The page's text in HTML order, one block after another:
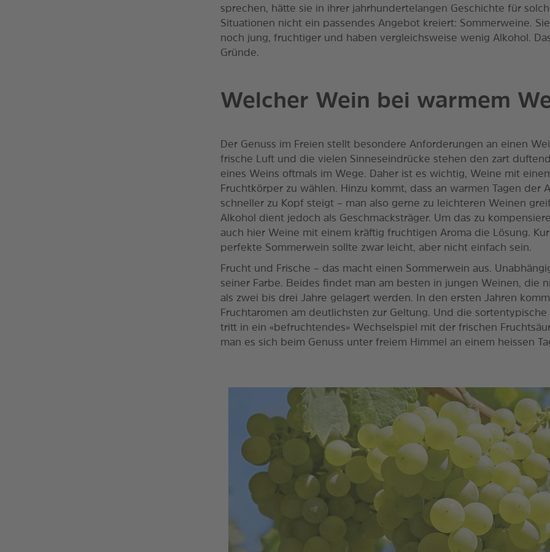
sprechen, hätte sie in ihrer jahrhundertelangen Geschichte für
Situationen nicht ein passendes Angebot kreiert: Sommerweine.
noch jung, fruchtiger und haben vergleichsweise wenig Alkohol.
Gründe.
Welcher Wein bei warmem
Der Genuss im Freien stellt besondere Anforderungen an einen
frische Luft und die vielen Sinneseindrücke stehen den zart
eines Weins oftmals im Wege. Daher ist es wichtig, Weine mit
Fruchtkörper zu wählen. Hinzu kommt, dass an warmen Tagen der
schneller zu Kopf steigt – man also gerne zu leichteren Weinen
Alkohol dient jedoch als Geschmacksträger. Um das zu
auch hier Weine mit einem kräftig fruchtigen Aroma die Lösung.
perfekte Sommerwein sollte zwar leicht, aber nicht einfach sein.
Frucht und Frische – das macht einen Sommerwein aus.
seiner Farbe. Beides findet man am besten in jungen Weinen, die
als zwei bis drei Jahre gelagert werden. In den ersten Jahren
Fruchtaromen am deutlichsten zur Geltung. Und die sortentypische
tritt in ein «befruchtendes» Wechselspiel mit der frischen
man es sich beim Genuss unter freiem Himmel an einem heissen